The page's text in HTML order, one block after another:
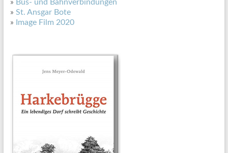
» Bus- und Bahnverbindungen
» St. Ansgar Bote
» Image Film 2020